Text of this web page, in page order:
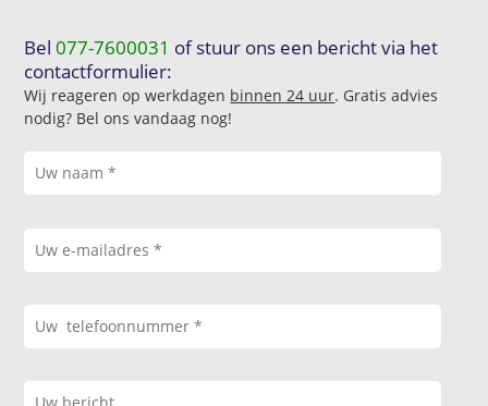
Bel077-7600031 of stuur ons een bericht via het
contactformulier:
Wij reageren op werkdagen binnen 24 uur. Gratis advies
nodig? Bel ons vandaag nog!